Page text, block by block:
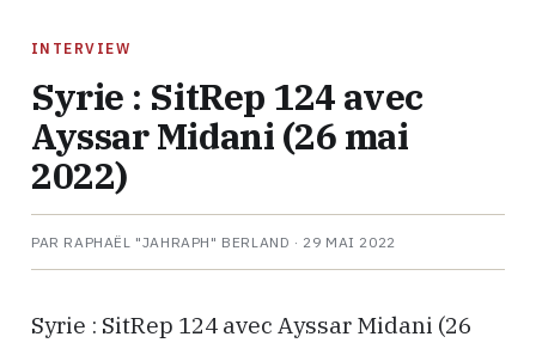
INTERVIEW
Syrie : SitRep 124 avec
Ayssar Midani (26 mai
2022)
PAR RAPHAËL "JAHRAPH" BERLAND · 29 MAI 2022
Syrie : SitRep 124 avec Ayssar Midani (26